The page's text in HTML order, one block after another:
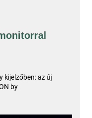
kijelzőben: az új
by